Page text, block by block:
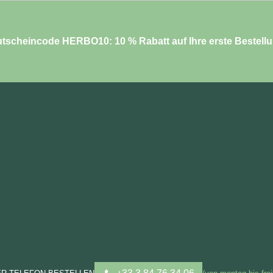
HERBO10: 10 % Rabatt auf Ihre erste